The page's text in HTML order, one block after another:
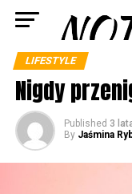
LIFESTYLE
Nigdy
Published 3
By Jaśmina